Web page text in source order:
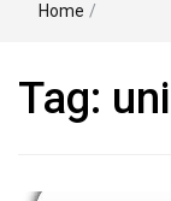
Home /
Tag: